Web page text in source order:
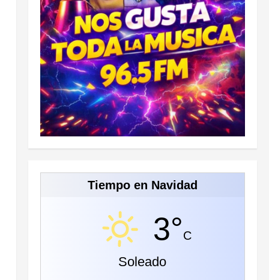
Tiempo en Navidad
3°C
Soleado